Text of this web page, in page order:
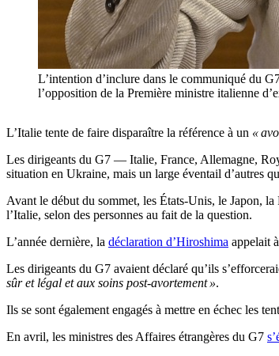
L’intention d’inclure dans le communiqué du
l’opposition de la Première ministre italienne
L’Italie tente de faire disparaître la référence à un «
Les dirigeants du G7 — Italie, France, Allemagne,
situation en Ukraine, mais un large éventail d’autres
Avant le début du sommet, les États-Unis, le Japon,
l’Italie, selon des personnes au fait de la question.
L’année dernière, la déclaration d’Hiroshima appelait
Les dirigeants du G7 avaient déclaré qu’ils
sûr et légal et aux soins post-avortement ».
Ils se sont également engagés à mettre en échec les
En avril, les ministres des Affaires étrangères du G7